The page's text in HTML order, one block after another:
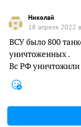
Николай
18 апреля 2022
ВСУ было 800
уничтоженных .
Вс РФ уничтожили